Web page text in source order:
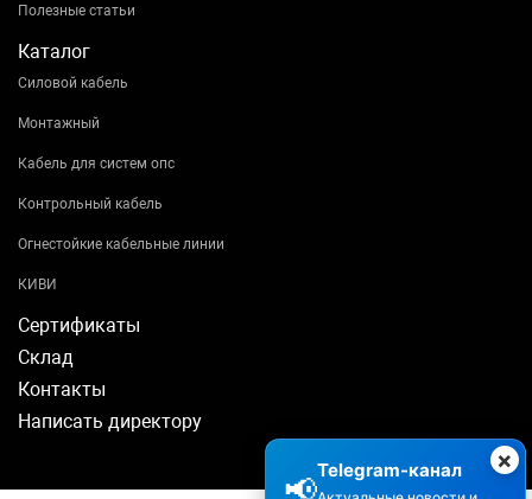
Полезные статьи
Каталог
Силовой кабель
Монтажный
Кабель для систем опс
Контрольный кабель
Огнестойкие кабельные линии
КИВИ
Сертификаты
Склад
Контакты
Написать директору
×
📢
Telegram-канал